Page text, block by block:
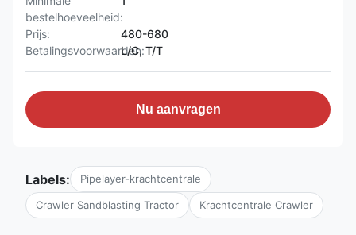
bestelhoeveelheid:
Prijs:
480-680
Betalingsvoorwaarden:
L/C, T/T
Nu aanvragen
Labels: Pipelayer-krachtcentrale
Crawler Sandblasting Tractor Krachtcentrale Crawler